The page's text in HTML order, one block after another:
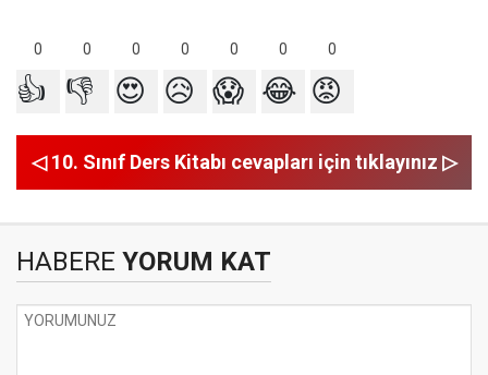
0 0 0 0 0 0 0
👍 👎 😍 😥 😱 😂 😡
◁ 10. Sınıf Ders Kitabı cevapları için tıklayınız ▷
HABERE YORUM KAT